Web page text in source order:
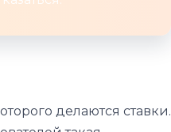
делаются ставки.